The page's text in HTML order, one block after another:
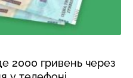
2000 гривень через